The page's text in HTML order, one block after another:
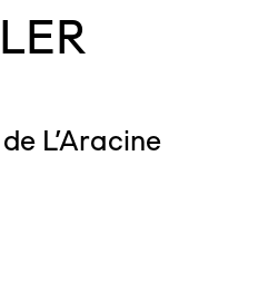
L'Aracine